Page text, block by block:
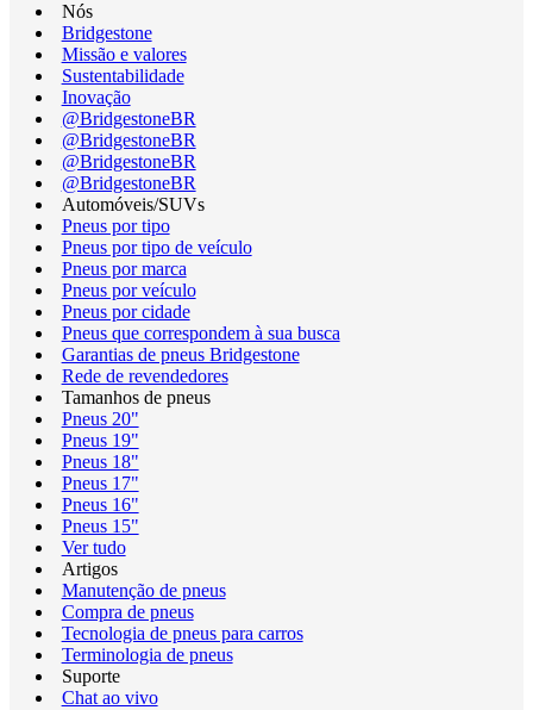
Nós
Bridgestone
Missão e valores
Sustentabilidade
Inovação
@BridgestoneBR
@BridgestoneBR
@BridgestoneBR
@BridgestoneBR
Automóveis/SUVs
Pneus por tipo
Pneus por tipo de veículo
Pneus por marca
Pneus por veículo
Pneus por cidade
Pneus que correspondem à sua busca
Garantias de pneus Bridgestone
Rede de revendedores
Tamanhos de pneus
Pneus 20"
Pneus 19"
Pneus 18"
Pneus 17"
Pneus 16"
Pneus 15"
Ver tudo
Artigos
Manutenção de pneus
Compra de pneus
Tecnologia de pneus para carros
Terminologia de pneus
Suporte
Chat ao vivo